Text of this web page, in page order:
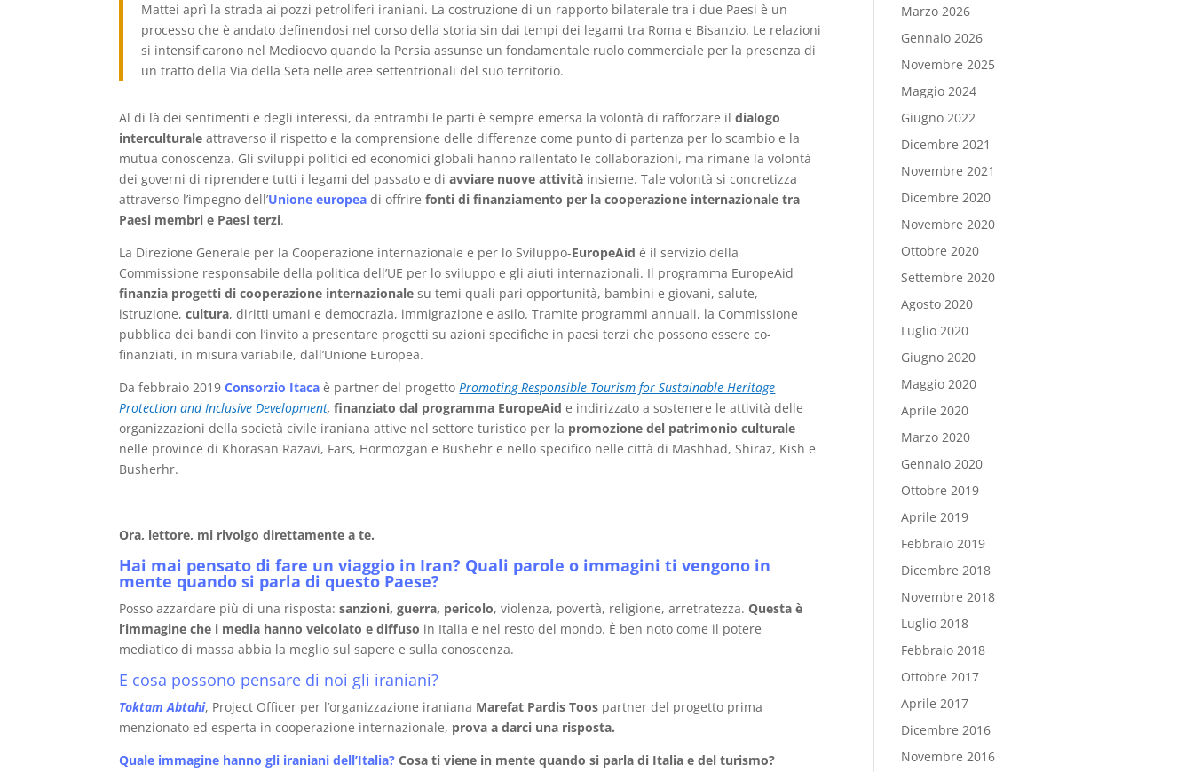
Mattei aprì la strada ai pozzi petroliferi iraniani. La costruzione di un rapporto bilaterale tra i due Paesi è un
processo che è andato definendosi nel corso della storia sin dai tempi dei legami tra Roma e Bisanzio. Le relazioni
si intensificarono nel Medioevo quando la Persia assunse un fondamentale ruolo commerciale per la presenza di
un tratto della Via della Seta nelle aree settentrionali del suo territorio.
Al di là dei sentimenti e degli interessi, da entrambi le parti è sempre emersa la volontà di rafforzare ildialogo
interculturale attraverso il rispetto e la comprensione delle differenze come punto di partenza per lo scambio e la
mutua conoscenza. Gli sviluppi politici ed economici globali hanno rallentato le collaborazioni, ma rimane la volontà
dei governi di riprendere tutti i legami del passato e diavviare nuove attività insieme. Tale volontà si concretizza
attraverso l’impegno dell’Unione europea di offrirefonti di finanziamento per la cooperazione internazionale tra
Paesi membri e Paesi terzi.
La Direzione Generale per la Cooperazione internazionale e per lo Sviluppo-EuropeAid è il servizio della
Commissione responsabile della politica dell’UE per lo sviluppo e gli aiuti internazionali. Il programma EuropeAid
finanzia progetti di cooperazione internazionale su temi quali pari opportunità, bambini e giovani, salute,
istruzione,cultura, diritti umani e democrazia, immigrazione e asilo. Tramite programmi annuali, la Commissione
pubblica dei bandi con l’invito a presentare progetti su azioni specifiche in paesi terzi che possono essere co-
finanziati, in misura variabile, dall’Unione Europea.
Da febbraio 2019Consorzio Itaca è partner del progettoPromoting Responsible Tourism for Sustainable Heritage
Protection and Inclusive Development, finanziato dal programma EuropeAid e indirizzato a sostenere le attività delle
organizzazioni della società civile iraniana attive nel settore turistico per la promozione del patrimonio culturale
nelle province di Khorasan Razavi, Fars, Hormozgan e Bushehr e nello specifico nelle città di Mashhad, Shiraz, Kish e
Busherhr.
Ora, lettore, mi rivolgo direttamente a te.
Hai mai pensato di fare un viaggio in Iran? Quali parole o immagini ti vengono in
mente quando si parla di questo Paese?
Posso azzardare più di una risposta:sanzioni, guerra, pericolo, violenza, povertà, religione, arretratezza. Questa è
l’immagine che i media hanno veicolato e diffuso in Italia e nel resto del mondo. È ben noto come il potere
mediatico di massa abbia la meglio sul sapere e sulla conoscenza.
E cosa possono pensare di noi gli iraniani?
Toktam Abtahi, Project Officer per l’organizzazione iraniana Marefat Pardis Toos partner del progetto prima
menzionato ed esperta in cooperazione internazionale, prova a darci una risposta.
Quale immagine hanno gli iraniani dell’Italia? Cosa ti viene in mente quando si parla di Italia e del turismo?
Marzo 2026
Gennaio 2026
Novembre 2025
Maggio 2024
Giugno 2022
Dicembre 2021
Novembre 2021
Dicembre 2020
Novembre 2020
Ottobre 2020
Settembre 2020
Agosto 2020
Luglio 2020
Giugno 2020
Maggio 2020
Aprile 2020
Marzo 2020
Gennaio 2020
Ottobre 2019
Aprile 2019
Febbraio 2019
Dicembre 2018
Novembre 2018
Luglio 2018
Febbraio 2018
Ottobre 2017
Aprile 2017
Dicembre 2016
Novembre 2016